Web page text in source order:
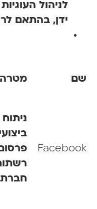
לניהול העוגיות
ידן, בהתאם
מטרה
ניתוח
ביצועים,
פרסום,
רשתות
חברתיות